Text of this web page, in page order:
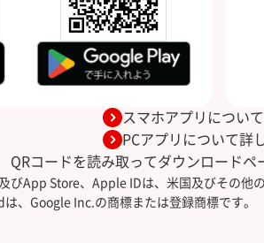
スマホアプリについ
PCアプリについて詳
QRコードを読み取ってダウンロードペ
びApp Store、Apple IDは、米国及びその他
、Google Inc.の商標または登録商標です。